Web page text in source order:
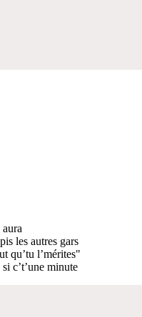
les autres gars
qu’tu l’mérites"
c’t’une minute